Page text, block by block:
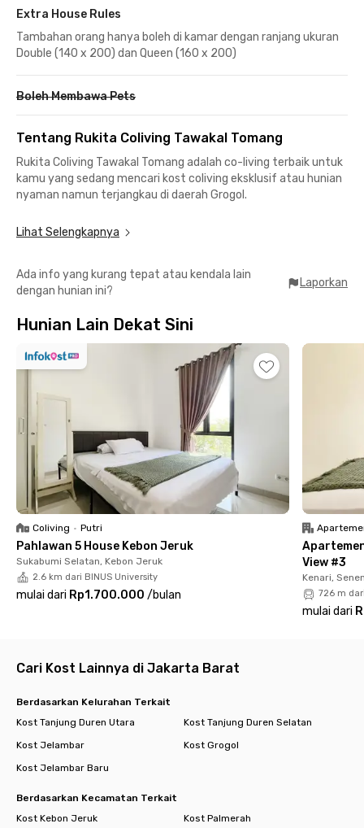
Extra House Rules
Tambahan orang hanya boleh di kamar dengan ranjang ukuran
Double (140 x 200) dan Queen (160 x 200)
Boleh Membawa Pets
Tentang Rukita Coliving Tawakal Tomang
Rukita Coliving Tawakal Tomang adalah co-living terbaik untuk
kamu yang sedang mencari kost coliving eksklusif atau hunian
nyaman namun terjangkau di daerah Grogol.
Dengan desain modern, furniture lengkap, dan layanan
berkualitas, Rukita Tawakal Tomang menawarkan gaya hidup
dengan kamar mandi, AC, WiFi, dan water heater, sehingga
kamu bisa langsung pindah kapan saja.
Co-living Rukita Tawakal Tomang juga cocok bagi mahasiswa
yang berkampus di area Grogol. Universitas Trisakti dan
Tarumanagara bisa dicapai dengan 15 menit berjalan kaki saja.
Semua penghuni Rukita juga bisa menikmati layanan laundry
dan pembersihan kamar tanpa biaya tambahan.
Untuk melindungi penghuni dari paparan COVID-19, unit Rukita
ini disterilkan secara rutin oleh Tim Kebersihan kami. Semua
unit Rukita juga dilengkapi dengan hand sanitizer dan
termometer yang bisa digunakan baik oleh penghuni maupun
semua tamu yang berkunjung.
Unit Rukita Residence Tawakal Tomang dikelilingi oleh :
Pusat Perkantoran
- APL Tower 2.6 km
- Trisakti (FK) 0.65 km
- Ukrida 2.7 km
Pusat Perbelanjaan
- Mall Taman Anggrek 2.3 km
- Citraland 3.3 km
- Neo Soho 2.8 km
Lihat Selengkapnya
Ada info yang kurang tepat atau kendala lain
dengan hunian ini?
Laporkan
Hunian Lain Dekat Sini
Coliving • Putri
Pahlawan 5 House Kebon Jeruk
Sukabumi Selatan, Kebon Jeruk
2.6 km dari BINUS University
mulai dari Rp1.700.000 /bulan
View #3
Kenari,
726 m
mulai dari
Cari Kost Lainnya di Jakarta Barat
Berdasarkan Kelurahan Terkait
Kost Tanjung Duren Utara
Kost Tanjung Duren Selatan
Kost Jelambar
Kost Grogol
Kost Jelambar Baru
Berdasarkan Kecamatan Terkait
Kost Kebon Jeruk
Kost Palmerah